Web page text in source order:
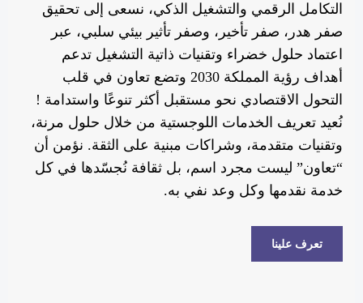
التكامل الرقمي والتشغيل الذكي، نسعى إلى تحقيق
صفر هدر، صفر تأخير، وصفر تأثير بيئي سلبي، عبر
اعتماد حلول خضراء وتقنيات ذاتية التشغيل تدعم
أهداف رؤية المملكة 2030 وتضع تعاون في قلب
التحول الاقتصادي نحو مستقبل أكثر تنوعًا واستدامة !
نُعيد تعريف الخدمات اللوجستية من خلال حلول مرنة،
وتقنيات متقدمة، وشراكات مبنية على الثقة. نؤمن أن
“تعاون” ليست مجرد اسم، بل ثقافة نُجسّدها في كل
خدمة نقدمها وكل وعد نفي به.
تعرف علينا